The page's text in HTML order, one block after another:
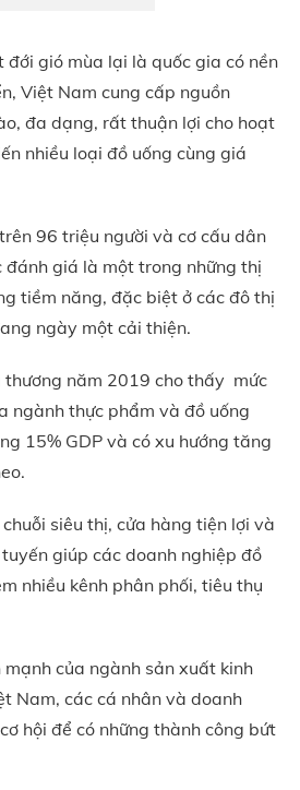
đới gió mùa lại là quốc gia có nền
Việt Nam cung cấp nguồn
đa dạng, rất thuận lợi cho hoạt
nhiều loại đồ uống cùng giá
96 triệu người và cơ cấu dân
đánh giá là một trong những thị
tiềm năng, đặc biệt ở các đô thị
ngày một cải thiện.
thương năm 2019 cho thấy mức
ngành thực phẩm và đồ uống
15% GDP và có xu hướng tăng
siêu thị, cửa hàng tiện lợi và
giúp các doanh nghiệp đồ
nhiều kênh phân phối, tiêu thụ
của ngành sản xuất kinh
Nam, các cá nhân và doanh
hội để có những thành công bứt